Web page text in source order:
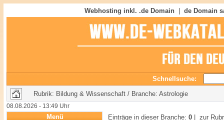
Webhosting inkl. .de Domain de Domain
Schnellsuche:
Rubrik: Bildung & Wissenschaft / Branche: Astrologie
08.08.2026 - 13:49 Uhr
Menü
Einträge in dieser Branche: 0 | zur